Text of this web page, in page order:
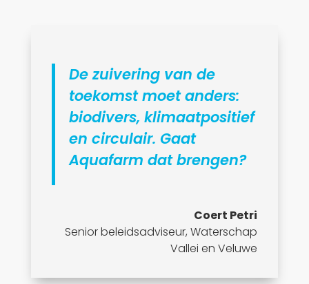
De zuivering van de
toekomst moet anders:
biodivers, klimaatpositief
en circulair. Gaat
Aquafarm dat brengen?
Coert Petri
Senior beleidsadviseur, Waterschap
Vallei en Veluwe